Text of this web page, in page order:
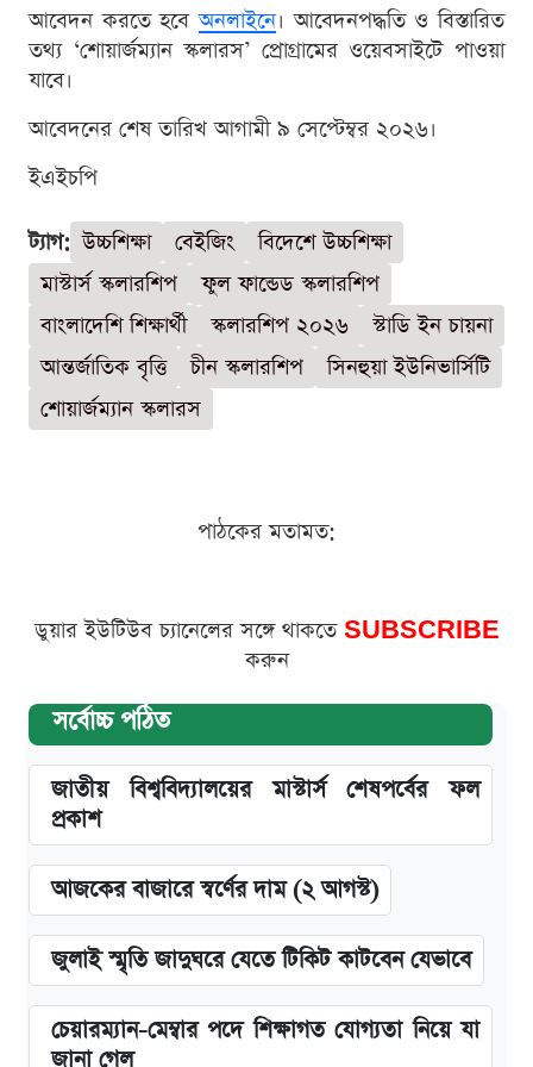
আবেদন করতে হবেঅনলাইনে। আবেদনপদ্ধতি ও বিস্তারিত
তথ্য ‘শোয়ার্জম্যান স্কলারস’ প্রোগ্রামের ওয়েবসাইটে পাওয়া
যাবে।
আবেদনের শেষ তারিখ আগামী ৯ সেপ্টেম্বর ২০২৬।
ইএইচপি
ট্যাগ: উচ্চশিক্ষা বেইজিং
বিদেশে উচ্চশিক্ষা
মাস্টার্স স্কলারশিপ
ফুল ফান্ডেড স্কলারশিপ
বাংলাদেশি শিক্ষার্থী
স্কলারশিপ ২০২৬
স্টাডি ইন চায়না
আন্তর্জাতিক বৃত্তি
চীন স্কলারশিপ
সিনহুয়া ইউনিভার্সিটি
শোয়ার্জম্যান স্কলারস
পাঠকের মতামত:
ডুয়ার ইউটিউব চ্যানেলের সঙ্গে থাকতে SUBSCRIBE
করুন
সর্বোচ্চ পঠিত
জাতীয় বিশ্ববিদ্যালয়ের মাস্টার্স শেষপর্বের ফল
প্রকাশ
আজকের বাজারে স্বর্ণের দাম (২ আগস্ট)
জুলাই স্মৃতি জাদুঘরে যেতে টিকিট কাটবেন যেভাবে
চেয়ারম্যান-মেম্বার পদে শিক্ষাগত যোগ্যতা নিয়ে যা
জানা গেল